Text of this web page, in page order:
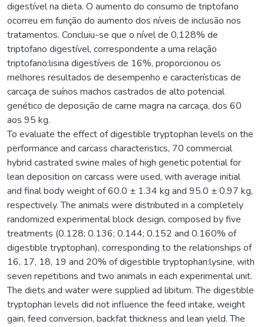
digestível na dieta. O aumento do consumo de triptofano
ocorreu em função do aumento dos níveis de inclusão nos
tratamentos. Concluiu-se que o nível de 0,128% de
triptofano digestível, correspondente a uma relação
triptofano:lisina digestíveis de 16%, proporcionou os
melhores resultados de desempenho e características de
carcaça de suínos machos castrados de alto potencial
genético de deposição de carne magra na carcaça, dos 60
aos 95 kg.
To evaluate the effect of digestible tryptophan levels on the
performance and carcass characteristics, 70 commercial
hybrid castrated swine males of high genetic potential for
lean deposition on carcass were used, with average initial
and final body weight of 60.0 ± 1.34 kg and 95.0 ± 0.97 kg,
respectively. The animals were distributed in a completely
randomized experimental block design, composed by five
treatments (0.128; 0.136; 0.144; 0.152 and 0.160% of
digestible tryptophan), corresponding to the relationships of
16, 17, 18, 19 and 20% of digestible tryptophan:lysine, with
seven repetitions and two animals in each experimental unit.
The diets and water were supplied ad libitum. The digestible
tryptophan levels did not influence the feed intake, weight
gain, feed conversion, backfat thickness and lean yield. The